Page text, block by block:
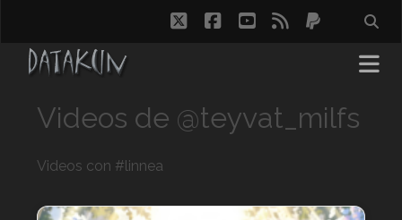
twitterfacebook
youtube
rss paypal
Videos de @teyvat_milfs
Videos con #linnea